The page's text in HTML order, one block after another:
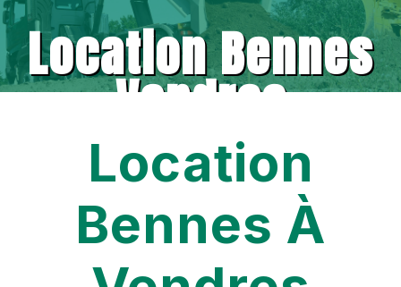
Location Bennes
Vendres
Location
Bennes À